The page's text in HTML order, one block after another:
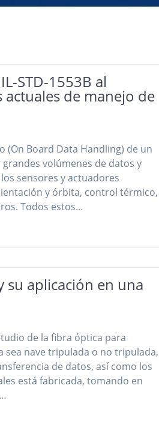
STD-1553B al
actuales de manejo de
(On Board Data Handling) de un
volúmenes de datos y
sensores y actuadores
y órbita, control térmico,
Todos estos…
su aplicación en una
de la fibra óptica para
sea nave tripulada o no tripulada,
de datos, así como los
está fabricada, tomando en